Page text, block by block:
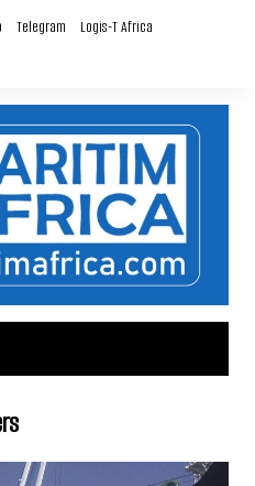
Telegram Logis-T Africa